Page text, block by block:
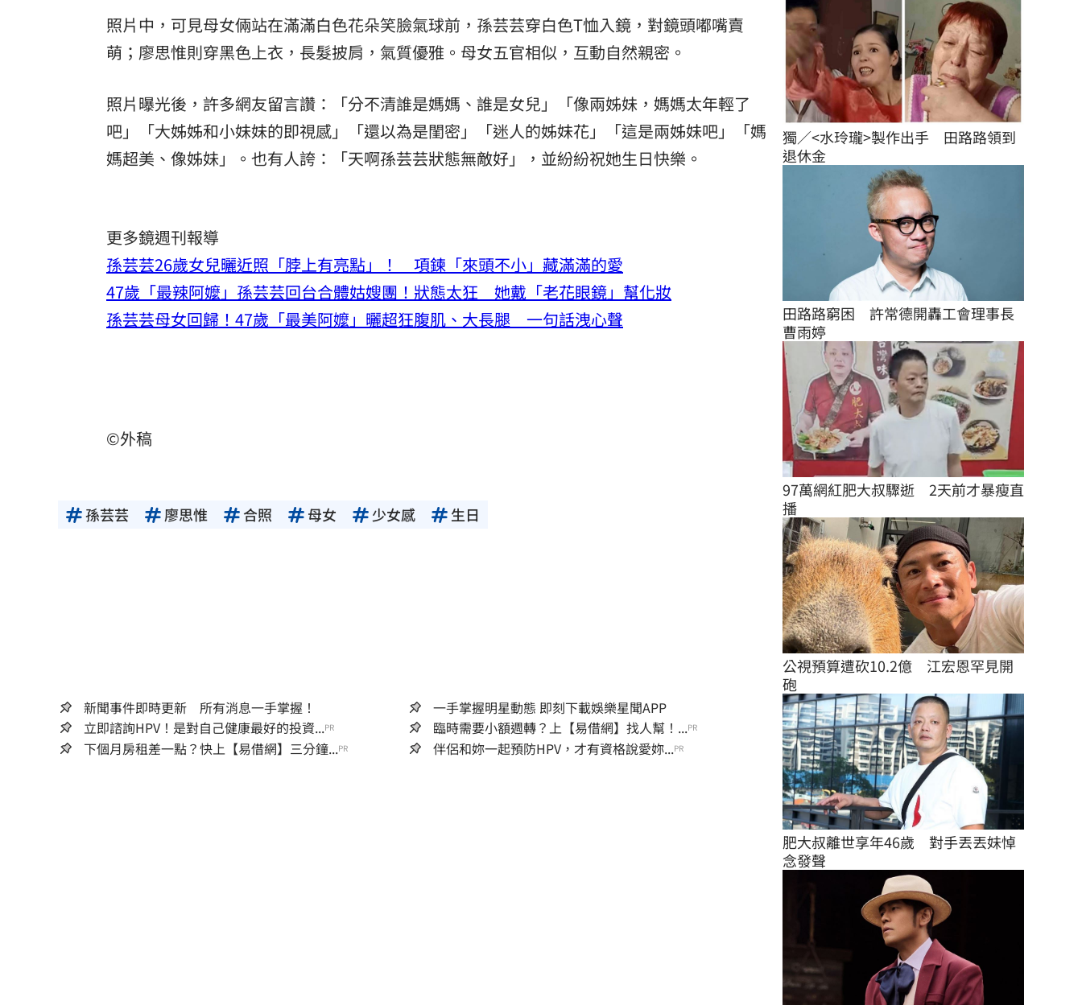
照片中，可見母女倆站在滿滿白色花朵笑臉氣球前，孫芸芸穿白色T恤入鏡，對鏡頭嘟嘴賣
萌；廖思惟則穿黑色上衣，長髮披肩，氣質優雅。母女五官相似，互動自然親密。
照片曝光後，許多網友留言讚：「分不清誰是媽媽、誰是女兒」「像兩姊妹，媽媽太年輕了
吧」「大姊姊和小妹妹的即視感」「還以為是閨密」「迷人的姊妹花」「這是兩姊妹吧」「媽
媽超美、像姊妹」。也有人誇：「天啊孫芸芸狀態無敵好」，並紛紛祝她生日快樂。
更多鏡週刊報導
孫芸芸26歲女兒曬近照「脖上有亮點」！ 項鍊「來頭不小」藏滿滿的愛
47歲「最辣阿嬤」孫芸芸回台合體姑嫂團！狀態太狂 她戴「老花眼鏡」幫化妝
孫芸芸母女回歸！47歲「最美阿嬤」曬超狂腹肌、大長腿 一句話洩心聲
©外稿
孫芸芸 廖思惟 合照 母女 少女感 生日
新聞事件即時更新 所有消息一手掌握！
一手掌握明星動態 即刻下載娛樂星聞APP
立即諮詢HPV！是對自己健康最好的投資...PR 臨時需要小額週轉？上【易借網】找人幫！...PR
下個月房租差一點？快上【易借網】三分鐘...PR 伴侶和妳一起預防HPV，才有資格說愛妳...PR
獨／<水玲瓏>製作出手　田路路領到
退休金
田路路窮困　許常德開轟工會理事長
曹雨婷
97萬網紅肥大叔驟逝　2天前才暴瘦直
播
公視預算遭砍10.2億　江宏恩罕見開
砲
肥大叔離世享年46歲　對手丟丟妹悼
念發聲